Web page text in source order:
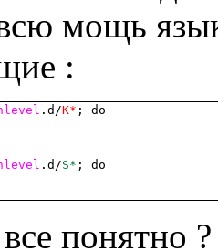
мощь
:
.d/K* ; do
.d/S* ; do
понятно